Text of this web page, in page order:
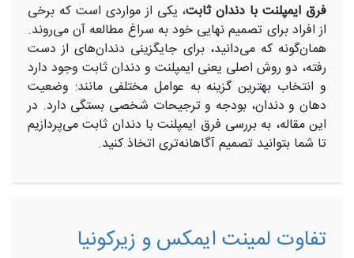
فرق ایمپلنت با دندان ثابت، یکی از مواردی است که برخی
از افراد برای تصمیم نهایی خود به سراغ مطالعه آن می‌روند.
همان‌گونه که می‌دانید، برای جایگزینی دندان‌های از دست
رفته، دو روش اصلی یعنی ایمپلنت و دندان ثابت وجود دارد
و انتخاب بهترین گزینه به عوامل مختلفی مانند: وضعیت
دهان و دندان، بودجه و ترجیحات شخصی بستگی دارد. در
این مقاله، به بررسی فرق ایمپلنت با دندان ثابت می‌پردازیم
تا شما بتوانید تصمیم آگاهانه‌تری اتخاذ کنید.
تفاوت لمینت ایمکس و زیرکونیا